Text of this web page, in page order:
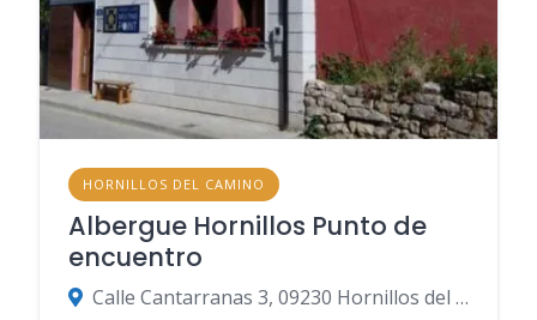
HORNILLOS DEL CAMINO
Albergue Hornillos Punto de
encuentro
Calle Cantarranas 3, 09230 Hornillos del Camino, Burgos, España